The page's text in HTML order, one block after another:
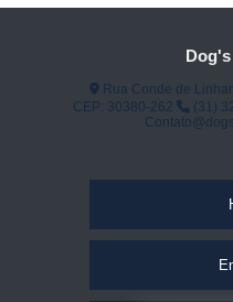
Rua Conde de
CEP: 30380-262
(31)